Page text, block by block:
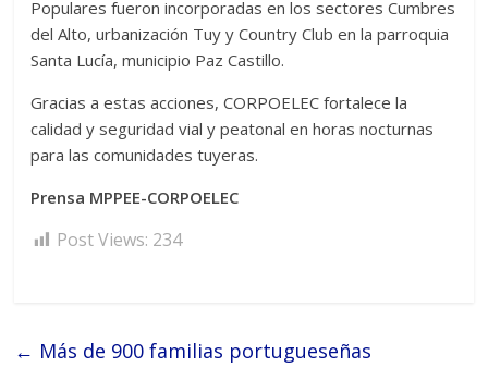
Populares fueron incorporadas en los sectores Cumbres
del Alto, urbanización Tuy y Country Club en la parroquia
Santa Lucía, municipio Paz Castillo.
Gracias a estas acciones, CORPOELEC fortalece la
calidad y seguridad vial y peatonal en horas nocturnas
para las comunidades tuyeras.
Prensa MPPEE-CORPOELEC
Post Views: 234
← Más de 900 familias portugueseñas